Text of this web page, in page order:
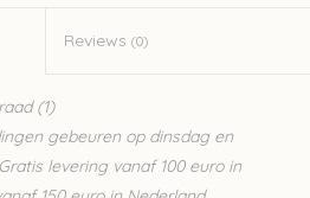
Reviews (0)
(1)
gebeuren op dinsdag en
levering vanaf 100 euro in